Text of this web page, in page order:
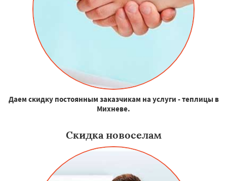
Даем скидку постоянным заказчикам на услуги - теплицы в
Михневе.
Скидка новоселам